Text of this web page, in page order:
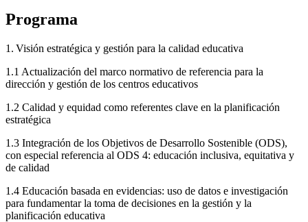
Programa
1. Visión estratégica y gestión para la calidad educativa
1.1 Actualización del marco normativo de referencia para la
dirección y gestión de los centros educativos
1.2 Calidad y equidad como referentes clave en la planificación
estratégica
1.3 Integración de los Objetivos de Desarrollo Sostenible (ODS),
con especial referencia al ODS 4: educación inclusiva, equitativa y
de calidad
1.4 Educación basada en evidencias: uso de datos e investigación
para fundamentar la toma de decisiones en la gestión y la
planificación educativa